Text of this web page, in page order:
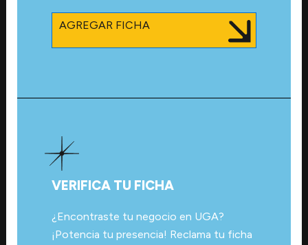
AGREGAR FICHA
VERIFICA TU FICHA
¿Encontraste tu negocio en UGA?
¡Potencia tu presencia! Reclama tu ficha